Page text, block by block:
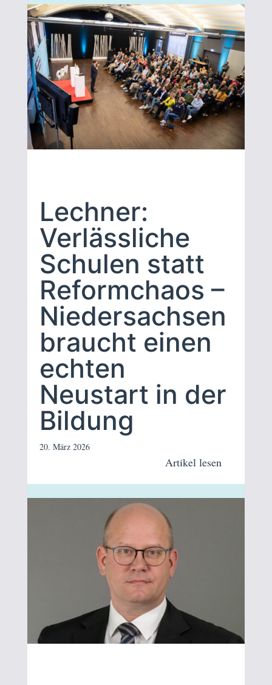
Lechner:
Verlässliche
Schulen statt
Reformchaos –
Niedersachsen
braucht einen
echten
Neustart in der
Bildung
20. März 2026
Artikel lesen